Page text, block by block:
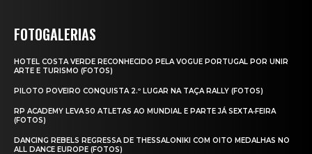
FOTOGALERIAS
HOTEL COSTA VERDE RECONHECIDO PELA VOGUE PORTUGAL POR UNIR
ARTE E TURISMO (FOTOS)
PILOTO POVEIRO CONQUISTA 2.º LUGAR NA TAÇA RALLY (FOTOS)
RP ACADEMY LEVA 50 ATLETAS AO MUNDIAL E PARTE JÁ SEXTA‑FEIRA
(FOTOS)
DANCING REBELS REGRESSA DE THESSALONIKI COM OITO MEDALHAS NO
ALL DANCE EUROPE (FOTOS)